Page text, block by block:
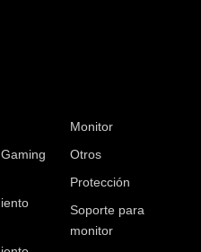
Monitor
Otros
Protección
Soporte para
monitor